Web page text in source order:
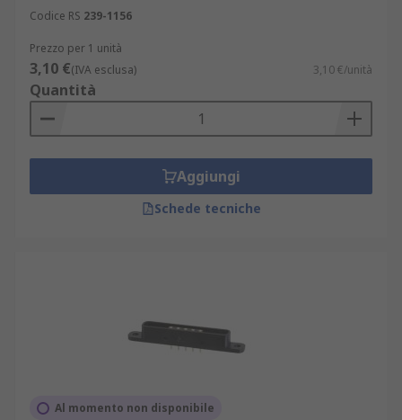
Codice RS 239-1156
Prezzo per 1 unità
3,10 €(IVA esclusa) 3,10 €/unità
Quantità
Aggiungi
Schede tecniche
Al momento non disponibile